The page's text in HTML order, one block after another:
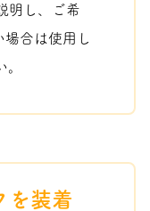
明し、ご希
合は使用し
を装着